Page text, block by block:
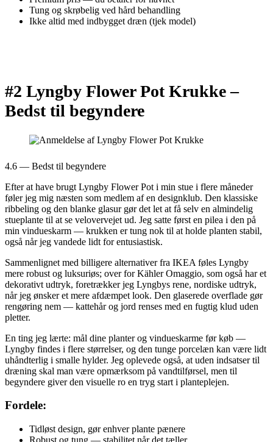
Tung og skrøbelig ved hård behandling
Ikke altid med indbygget dræn (tjek model)
#2 Lyngby Flower Pot Krukke –
Bedst til begyndere
4.6 — Bedst til begyndere
Efter at have brugt Lyngby Flower Pot i min stue i flere måneder
føler jeg mig næsten som medlem af en designklub. Den klassiske
ribbeling og den blanke glasur gør det let at få selv en almindelig
stueplante til at se velovervejet ud. Jeg satte først en pilea i den på
min vindueskarm — krukken er tung nok til at holde planten stabil,
også når jeg vandede lidt for entusiastisk.
Sammenlignet med billigere alternativer fra IKEA føles Lyngby
mere robust og luksuriøs; over for Kähler Omaggio, som også har et
dekorativt udtryk, foretrækker jeg Lyngbys rene, nordiske udtryk,
når jeg ønsker et mere afdæmpet look. Den glaserede overflade gør
rengøring nem — kattehår og jord renses med en fugtig klud uden
pletter.
En ting jeg lærte: mål dine planter og vindueskarme før køb —
Lyngby findes i flere størrelser, og den tunge porcelæn kan være lidt
uhåndterlig i smalle hylder. Jeg oplevede også, at uden indsatser til
dræning skal man være opmærksom på vandtilførsel, men til
begyndere giver den visuelle ro en tryg start i planteplejen.
Fordele:
Tidløst design, gør enhver plante pænere